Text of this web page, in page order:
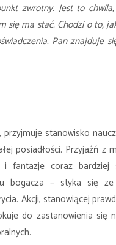
zwrotny. Jest to
się ma stać. Chodzi o to,
Pan znajduje
stanowisko
posiadłości. Przyjaźń z
i fantazje coraz
bogacza – styka się
Akcji, stanowiącej
do zastanowienia się